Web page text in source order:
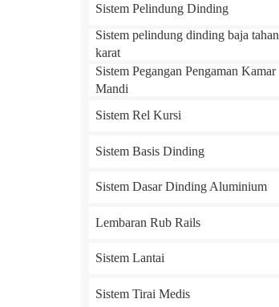
Sistem Pelindung Dinding
Sistem pelindung dinding baja tahan
karat
Sistem Pegangan Pengaman Kamar
Mandi
Sistem Rel Kursi
Sistem Basis Dinding
Sistem Dasar Dinding Aluminium
Lembaran Rub Rails
Sistem Lantai
Sistem Tirai Medis